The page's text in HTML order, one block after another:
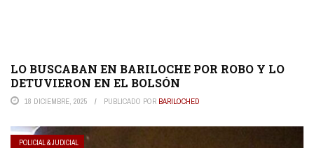
LO BUSCABAN EN BARILOCHE POR ROBO Y LO
DETUVIERON EN EL BOLSÓN
18 DICIEMBRE, 2025 PUBLICADO POR BARILOCHED
POLICIAL & JUDICIAL